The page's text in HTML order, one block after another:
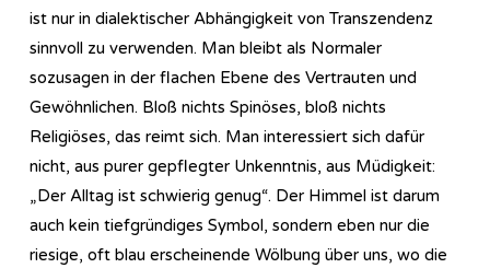
ist nur in dialektischer Abhängigkeit von Transzendenz
sinnvoll zu verwenden. Man bleibt als Normaler
sozusagen in der flachen Ebene des Vertrauten und
Gewöhnlichen. Bloß nichts Spinöses, bloß nichts
Religiöses, das reimt sich. Man interessiert sich dafür
nicht, aus purer gepflegter Unkenntnis, aus Müdigkeit:
„Der Alltag ist schwierig genug“. Der Himmel ist darum
auch kein tiefgründiges Symbol, sondern eben nur die
riesige, oft blau erscheinende Wölbung über uns, wo die